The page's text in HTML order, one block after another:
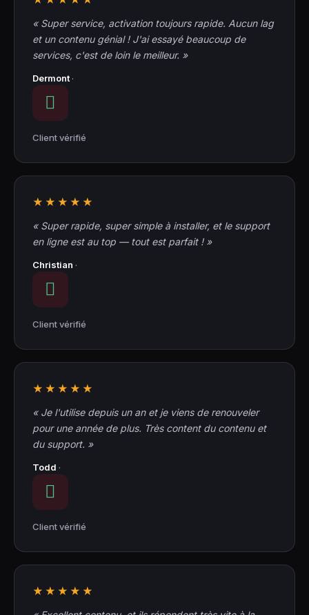
« Super service, activation toujours rapide. Aucun lag
et un contenu génial ! J'ai essayé beaucoup de
services, c'est de loin le meilleur. »
Dermont ·
Client vérifié
★★★★★
« Super rapide, super simple à installer, et le support
en ligne est au top — tout est parfait ! »
Christian ·
Client vérifié
★★★★★
« Je l'utilise depuis un an et je viens de renouveler
pour une année de plus. Très content du contenu et
du support. »
Todd ·
Client vérifié
★★★★★